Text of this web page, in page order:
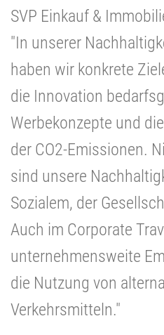
SVP Einkauf &
"In unserer
haben wir konkrete
die Innovation
Werbekonzepte und
der CO2-Emissionen.
sind unsere
Sozialem, der
Auch im Corporate
unternehmensweite
die Nutzung von
Verkehrsmitteln."